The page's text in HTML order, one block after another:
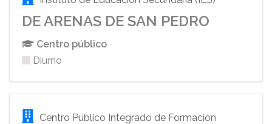
DE ARENAS DE SAN PEDRO
Centro público
Diurno
Centro Público Integrado de Formación